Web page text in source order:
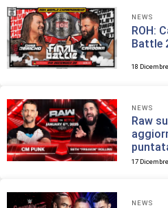
NEWS
ROH:
Battle
18
NEWS
Raw
17
NEWS